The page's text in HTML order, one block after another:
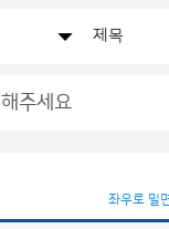
좌우로 밀